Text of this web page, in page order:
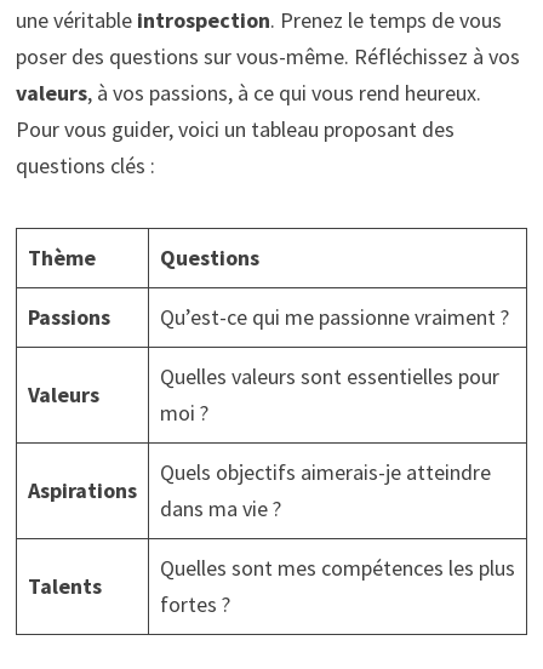
une véritable introspection. Prenez le temps de vous
poser des questions sur vous-même. Réfléchissez à vos
valeurs, à vos passions, à ce qui vous rend heureux.
Pour vous guider, voici un tableau proposant des
questions clés :
Thème Questions
Passions Qu’est-ce qui me passionne vraiment ?
Valeurs
Quelles valeurs sont essentielles pour
moi ?
Aspirations
Quels objectifs aimerais-je atteindre
dans ma vie ?
Talents
Quelles sont mes compétences les plus
fortes ?